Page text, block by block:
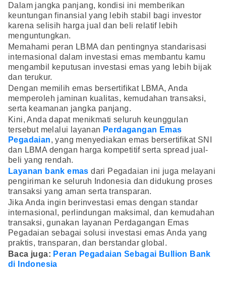
Dalam jangka panjang, kondisi ini memberikan
keuntungan finansial yang lebih stabil bagi investor
karena selisih harga jual dan beli relatif lebih
menguntungkan.
Memahami peran LBMA dan pentingnya standarisasi
internasional dalam investasi emas membantu kamu
mengambil keputusan investasi emas yang lebih bijak
dan terukur.
Dengan memilih emas bersertifikat LBMA, Anda
memperoleh jaminan kualitas, kemudahan transaksi,
serta keamanan jangka panjang.
Kini, Anda dapat menikmati seluruh keunggulan
tersebut melalui layanan Perdagangan Emas
Pegadaian, yang menyediakan emas bersertifikat SNI
dan LBMA dengan harga kompetitif serta spread jual-
beli yang rendah.
Layanan bank emas dari Pegadaian ini juga melayani
pengiriman ke seluruh Indonesia dan didukung proses
transaksi yang aman serta transparan.
Jika Anda ingin berinvestasi emas dengan standar
internasional, perlindungan maksimal, dan kemudahan
transaksi, gunakan layanan Perdagangan Emas
Pegadaian sebagai solusi investasi emas Anda yang
praktis, transparan, dan berstandar global.
Baca juga: Peran Pegadaian Sebagai Bullion Bank
di Indonesia